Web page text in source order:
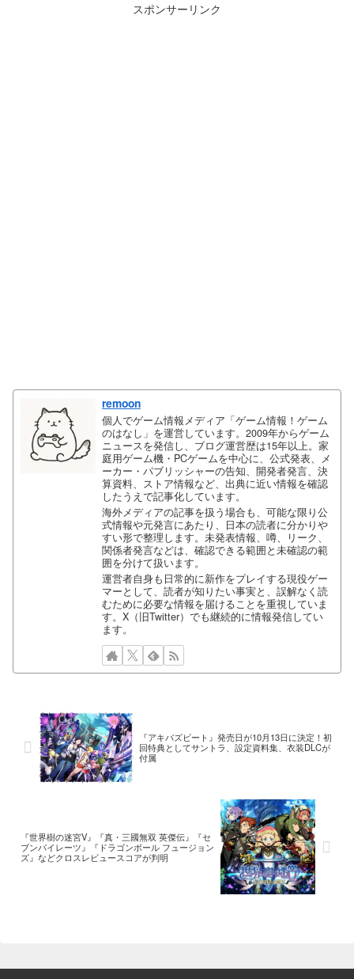
スポンサーリンク
remoon
個人でゲーム情報メディア「ゲーム情報！ゲーム
のはなし」を運営しています。2009年からゲーム
ニュースを発信し、ブログ運営歴は15年以上。家
庭用ゲーム機・PCゲームを中心に、公式発表、メ
ーカー・パブリッシャーの告知、開発者発言、決
算資料、ストア情報など、出典に近い情報を確認
したうえで記事化しています。
海外メディアの記事を扱う場合も、可能な限り公
式情報や元発言にあたり、日本の読者に分かりや
すい形で整理します。未発表情報、噂、リーク、
関係者発言などは、確認できる範囲と未確認の範
囲を分けて扱います。
運営者自身も日常的に新作をプレイする現役ゲー
マーとして、読者が知りたい事実と、誤解なく読
むために必要な情報を届けることを重視していま
す。X（旧Twitter）でも継続的に情報発信してい
ます。
『アキバズビート』発売日が10月13日に決定！初
回特典としてサントラ、設定資料集、衣装DLCが
付属
『世界樹の迷宮V』『真・三國無双 英傑伝』『セ
ブンパイレーツ』『ドラゴンボール フュージョン
ズ』などクロスレビュースコアが判明